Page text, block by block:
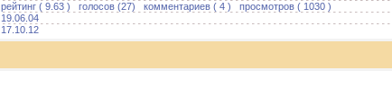
рейтинг ( 9.63 ) голосов (27) комментариев ( 4 ) просмотров ( 1030 )
19.06.04
17.10.12